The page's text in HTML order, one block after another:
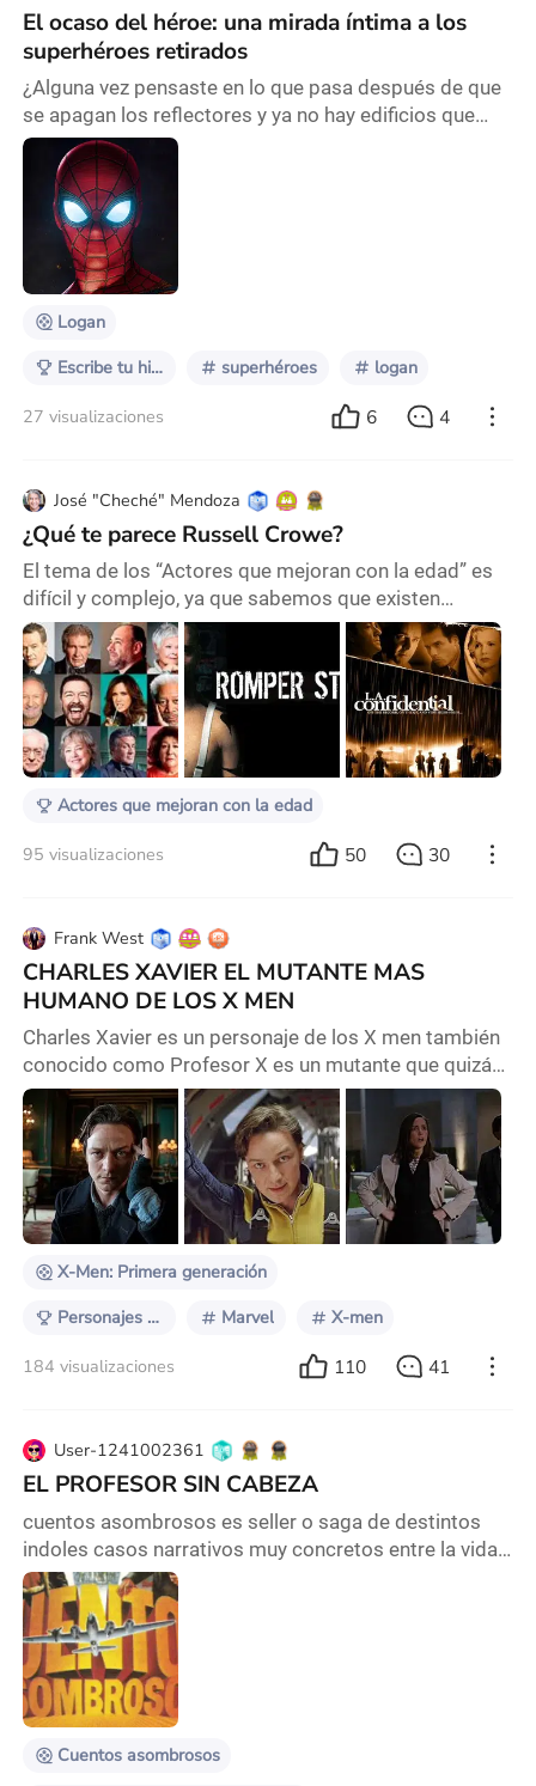
El ocaso del héroe: una mirada íntima a los
superhéroes retirados
¿Alguna vez pensaste en lo que pasa después de que
se apagan los reflectores y ya no hay edificios que
salvar ni villanos que enfrentar? ¿Qué ocurre cuando el
escudo se guarda, el traje se empolva y la ciudad ya
no llama? En un mundo donde la acción y el heroísmo
dominan las pantallas, pocas veces nos detenemos a
mirar con atención ese capítulo final: la vida del
superhéroe retirado. La jubilación
Logan
Escribe tu historia: Superhéroes retirados superhéroes logan
27 visualizaciones 6 4
José "Cheché" Mendoza
¿Qué te parece Russell Crowe?
El tema de los “Actores que mejoran con la edad” es
difícil y complejo, ya que sabemos que existen
muchos actores que han mejorado notablemente su
actuación al pasar el tiempo, demostrando que la
madurez puede potenciar su talento y presencia en
pantalla. También va a depender del gusto de cada
quien, podríamos pasar una eternidad charlando de
ellos, ejemplos palpables podrían ser: Anthony
Actores que mejoran con la edad
95 visualizaciones 50 30
Frank West
CHARLES XAVIER EL MUTANTE MAS
HUMANO DE LOS X MEN
Charles Xavier es un personaje de los X men también
conocido como Profesor X es un mutante que quizás
tanto en los comics como en películas o series no es
el que mas brilla en el sentido protagónico pero es el
líder indiscutido de los mutantes y es quien sostiene
la paz entre mutantes y humanos siendo el objetivo de
vida de este personaje y el motivo que normalmente
lo motivara a hacer lo que hace
X-Men: Primera generación
Personajes que me representan Marvel X-men
184 visualizaciones 110 41
User-1241002361
EL PROFESOR SIN CABEZA
cuentos asombrosos es seller o saga de destintos
indoles casos narrativos muy concretos entre la vida
real y la fantasia e irreal por ejemplo de un profesor
que esa parte me llamo la atencion un grupo de
estudiantes uno de ellos con persepciones del futuro
al juntarse se descarrila de ese futuro el profesor veee
todo eso por eso lo reprime una y otra y tora ves
hasta los sueños ese alumno lovee el
Cuentos asombrosos